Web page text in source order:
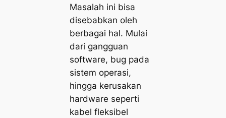
Masalah ini bisa
disebabkan oleh
berbagai hal. Mulai
dari gangguan
software, bug pada
sistem operasi,
hingga kerusakan
hardware seperti
kabel fleksibel